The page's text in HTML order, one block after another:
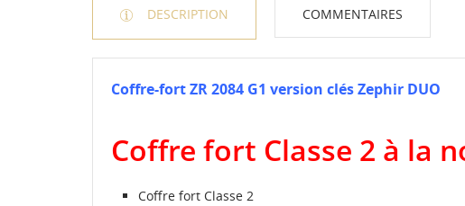
DESCRIPTION COMMENTAIRES
Coffre-fort ZR 2084 G1 version clés Zephir DUO
Coffre fort Classe 2 à la
Coffre fort Classe 2